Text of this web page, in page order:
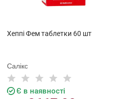
Хеппі Фем таблетки 60 шт
Салікс
Є в наявності